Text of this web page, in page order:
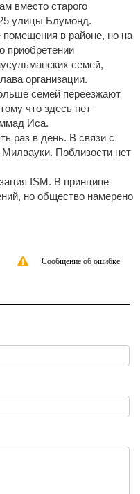
вместо старого
улицы Блумонд.
в районе, но на
приобретении
семей,
организации.
семей переезжают
что здесь нет
Иса.
раз в день. В связи с
Поблизости нет
ISM. В принципе
но общество намерено
Сообщение об ошибке